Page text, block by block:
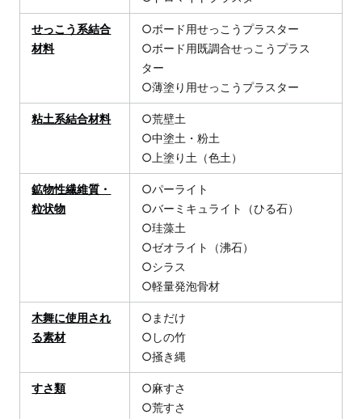
せっこう系結合
材料
○ボード用せっこうプラスター
○ボード用既調合せっこうプラス
ター
○薄塗り用せっこうプラスター
粘土系結合材料
○荒壁土
○中塗土・粉土
○上塗り土（色土）
鉱物性繊維質・
粒状物
○パーライト
○バーミキュライト（ひる石）
○珪藻土
○ゼオライト（沸石）
○シラス
○軽量発泡骨材
木舞に使用され
る素材
○まだけ
○しの竹
○掻き縄
すさ類
○麻すさ
○荒すさ